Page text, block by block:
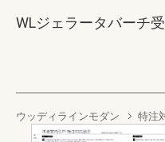
WLジェラータバーチ
ウッディラインモダン 特注